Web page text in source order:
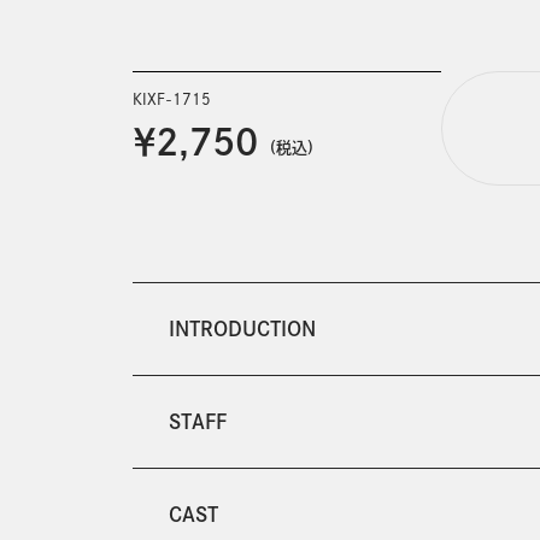
KIXF-1715
￥2,750 (税込)
INTRODUCTION
STAFF
CAST